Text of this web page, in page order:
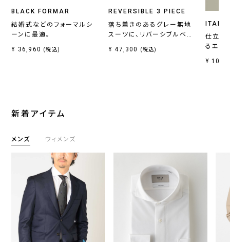
BLACK FORMAR
結婚式などのフォーマルシ
ーンに最適。
¥ 36,960 (税込)
REVERSIBLE 3 PIECE
落ち着きのあるグレー無地
スーツに、リバーシブルベス
¥ 47,300 (税込)
仕立て
るエレ
¥
新着アイテム
メンズ ウィメンズ